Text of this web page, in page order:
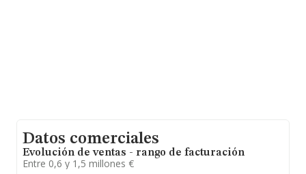
Datos comerciales
Evolución de ventas - rango de facturación
Entre 0,6 y 1,5 millones €